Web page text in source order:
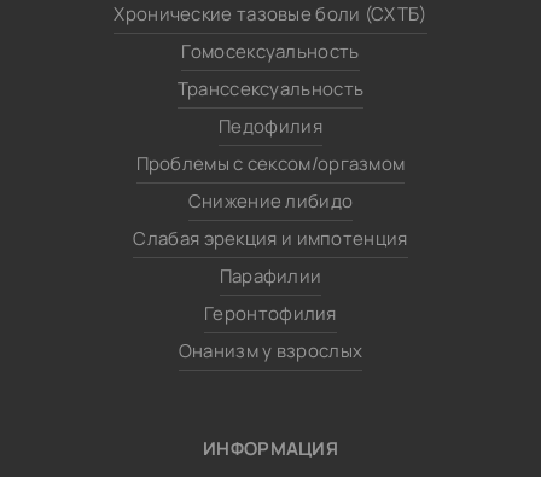
Хронические тазовые боли (СХТБ)
Гомосексуальность
Транссексуальность
Педофилия
Проблемы с сексом/оргазмом
Снижение либидо
Слабая эрекция и импотенция
Парафилии
Геронтофилия
Онанизм у взрослых
ИНФОРМАЦИЯ